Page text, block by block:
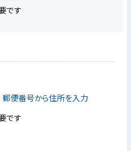
です
郵便番号から住所を入力
です